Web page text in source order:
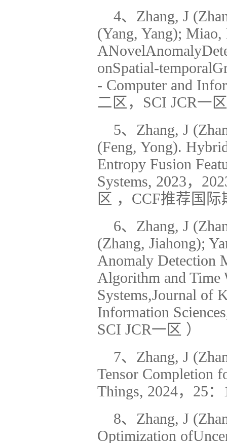
4、Zhang, J
(Yang, Yang);
onSpatial-
- Computer and
二区，SCI JCR一
5、Zhang, J
(Feng, Yong).
Entropy Fusion
Systems, 2023，
区 ，CCF推荐国际
6、Zhang, J
(Zhang, Jiahong);
Anomaly Detection
Algorithm and Time
Systems,Journal of
Information
SCI JCR一区 ）
7、Zhang, J
Tensor Completion
Things, 2024，25：
8、Zhang, J
Optimization